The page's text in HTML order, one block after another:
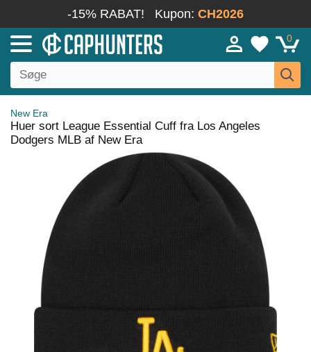
-15% RABAT! Kupon: CH2026
0
New Era
Huer sort League Essential Cuff fra Los Angeles
Dodgers MLB af New Era